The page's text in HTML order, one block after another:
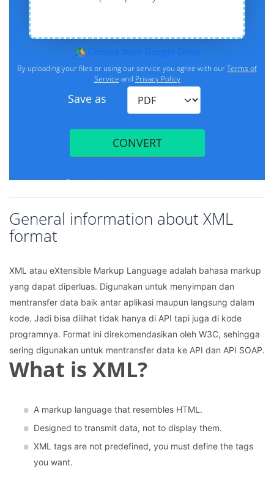
General information about XML
format
XML atau eXtensible Markup Language adalah bahasa markup
yang dapat diperluas. Digunakan untuk menyimpan dan
mentransfer data baik antar aplikasi maupun langsung dalam
kode. Jadi bisa dilihat tidak hanya di API tapi juga di kode
programnya. Format ini direkomendasikan oleh W3C, sehingga
sering digunakan untuk mentransfer data ke API dan API SOAP.
What is XML?
A markup language that resembles HTML.
Designed to transmit data, not to display them.
XML ​​tags are not predefined, you must define the tags
you want.